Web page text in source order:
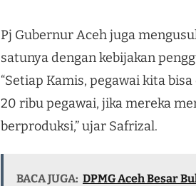
Pj Gubernur Aceh juga
satunya dengan kebijakan
“Setiap Kamis, pegawai kita
20 ribu pegawai, jika mereka
berproduksi,” ujar Safrizal.
BACA JUGA: DPMG Aceh Besar